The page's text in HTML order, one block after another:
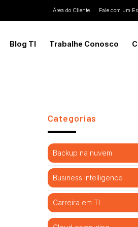
Área do Cliente Fale com um
Blog TI Trabalhe Conosco
Categorias
Backup na nuvem
Business Intelligence
Carreira em TI